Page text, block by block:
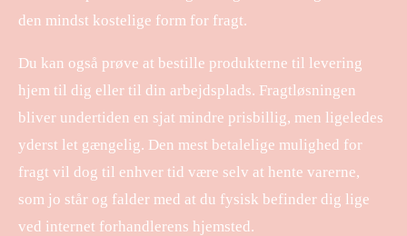
den mindst kostelige form for fragt.
Du kan også prøve at bestille produkterne til levering
hjem til dig eller til din arbejdsplads. Fragtløsningen
bliver undertiden en sjat mindre prisbillig, men ligeledes
yderst let gængelig. Den mest betalelige mulighed for
fragt vil dog til enhver tid være selv at hente varerne,
som jo står og falder med at du fysisk befinder dig lige
ved internet forhandlerens hjemsted.